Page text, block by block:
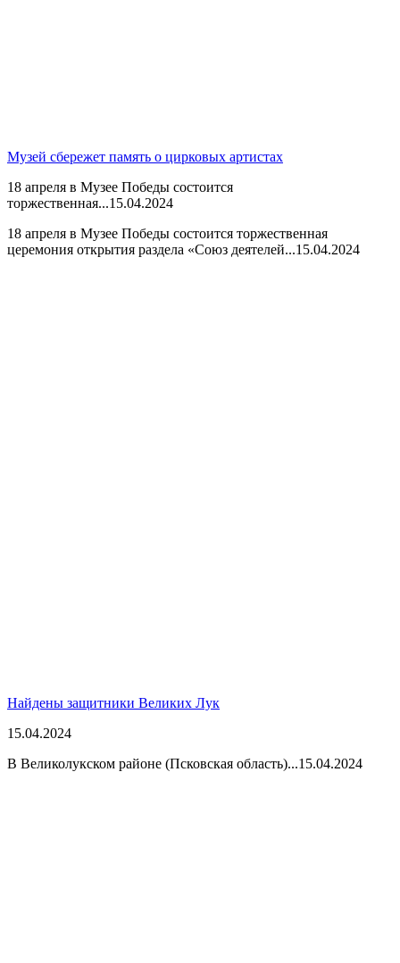
Музей сбережет память о цирковых артистах
18 апреля в Музее Победы состоится
торжественная...15.04.2024
18 апреля в Музее Победы состоится торжественная
церемония открытия раздела «Союз деятелей...15.04.2024
Найдены защитники Великих Лук
15.04.2024
В Великолукском районе (Псковская область)...15.04.2024